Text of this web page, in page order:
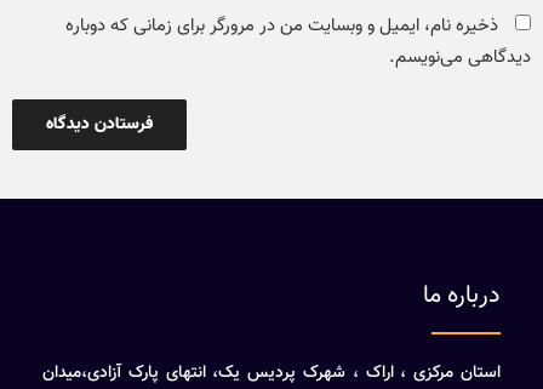
ذخیره نام، ایمیل و وبسایت من در مرورگر برای زمانی که دوباره
دیدگاهی می‌نویسم.
درباره ما
استان مرکزی ، اراک ، شهرک پردیس یک، انتهای پارک آزادی،میدان